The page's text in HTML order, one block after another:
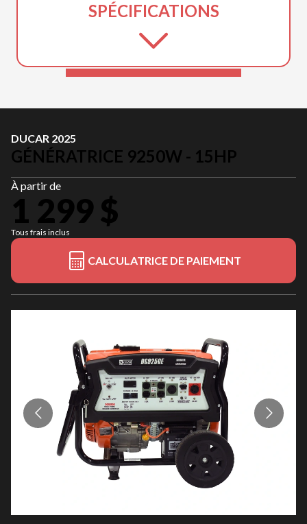
SPÉCIFICATIONS
DUCAR 2025
GÉNÉRATRICE 9250W - 15HP
À partir de
1 299 $
Tous frais inclus
CALCULATRICE DE PAIEMENT